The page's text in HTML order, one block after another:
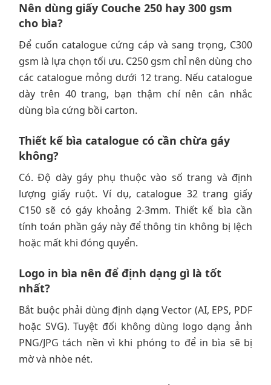
Nên dùng giấy Couche 250 hay 300 gsm
cho bìa?
Để cuốn catalogue cứng cáp và sang trọng, C300
gsm là lựa chọn tối ưu. C250 gsm chỉ nên dùng cho
các catalogue mỏng dưới 12 trang. Nếu catalogue
dày trên 40 trang, bạn thậm chí nên cân nhắc
dùng bìa cứng bồi carton.
Thiết kế bìa catalogue có cần chừa gáy
không?
Có. Độ dày gáy phụ thuộc vào số trang và định
lượng giấy ruột. Ví dụ, catalogue 32 trang giấy
C150 sẽ có gáy khoảng 2-3mm. Thiết kế bìa cần
tính toán phần gáy này để thông tin không bị lệch
hoặc mất khi đóng quyển.
Logo in bìa nên để định dạng gì là tốt
nhất?
Bắt buộc phải dùng định dạng Vector (AI, EPS, PDF
hoặc SVG). Tuyệt đối không dùng logo dạng ảnh
PNG/JPG tách nền vì khi phóng to để in bìa sẽ bị
mờ và nhòe nét.